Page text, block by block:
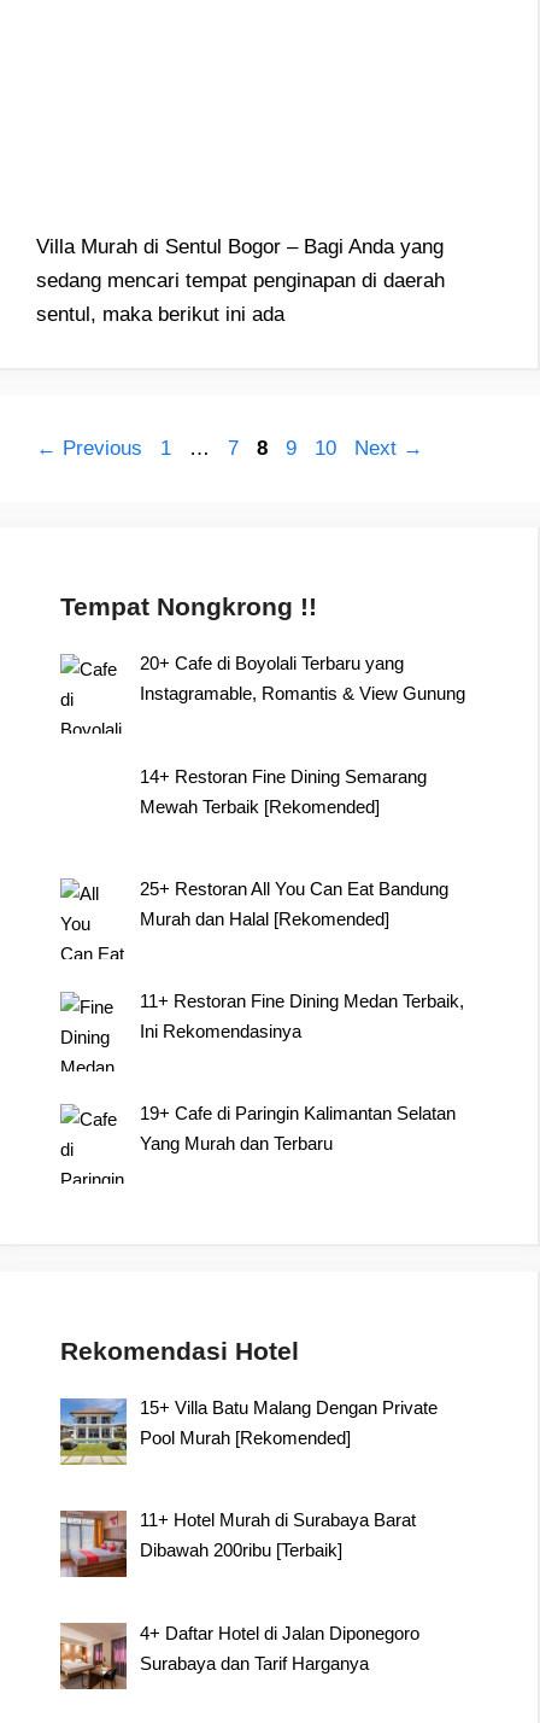
Villa Murah di Sentul Bogor – Bagi Anda yang
sedang mencari tempat penginapan di daerah
sentul, maka berikut ini ada
← Previous Page
1 … Page
7 Page
8 Page
9 Page
10 Next →
Tempat Nongkrong !!
20+ Cafe di Boyolali Terbaru yang
Instagramable, Romantis & View Gunung
14+ Restoran Fine Dining Semarang
Mewah Terbaik [Rekomended]
25+ Restoran All You Can Eat Bandung
Murah dan Halal [Rekomended]
11+ Restoran Fine Dining Medan Terbaik,
Ini Rekomendasinya
19+ Cafe di Paringin Kalimantan Selatan
Yang Murah dan Terbaru
Rekomendasi Hotel
15+ Villa Batu Malang Dengan Private
Pool Murah [Rekomended]
11+ Hotel Murah di Surabaya Barat
Dibawah 200ribu [Terbaik]
4+ Daftar Hotel di Jalan Diponegoro
Surabaya dan Tarif Harganya